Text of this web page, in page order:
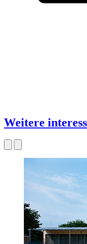
Weitere